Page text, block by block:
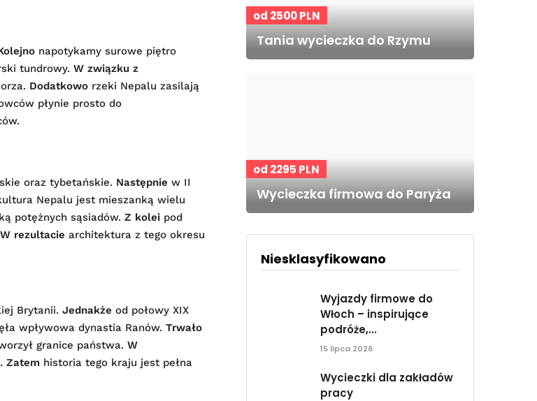
napotykamy surowe piętro
tundrowy. W związku z
Dodatkowo rzeki Nepalu zasilają
płynie prosto do
oraz tybetańskie. Następnie w II
Nepalu jest mieszanką wielu
potężnych sąsiadów. Z kolei pod
W rezultacie architektura z tego okresu
Brytanii. Jednakże od połowy XIX
wpływowa dynastia Ranów. Trwało
granice państwa. W
Zatem historia tego kraju jest pełna
od 2500 PLN
Tania wycieczka do Rzymu
od 2295 PLN
Wycieczka firmowa do Paryża
Niesklasyfikowano
Wyjazdy firmowe do
Włoch – inspirujące
podróże,...
15 lipca 2026
Wycieczki dla zakładów
pracy